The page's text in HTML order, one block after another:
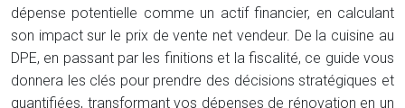
dépense potentielle comme un actif financier, en calculant
son impact sur le prix de vente net vendeur. De la cuisine au
DPE, en passant par les finitions et la fiscalité, ce guide vous
donnera les clés pour prendre des décisions stratégiques et
quantifiées, transformant vos dépenses de rénovation en un